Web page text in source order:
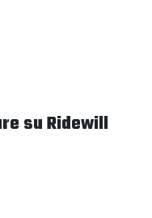
su Ridewill